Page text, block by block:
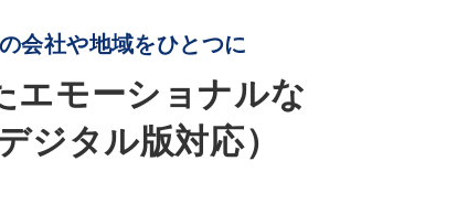
会社や地域をひとつに
エモーショナルな
ジタル版対応）